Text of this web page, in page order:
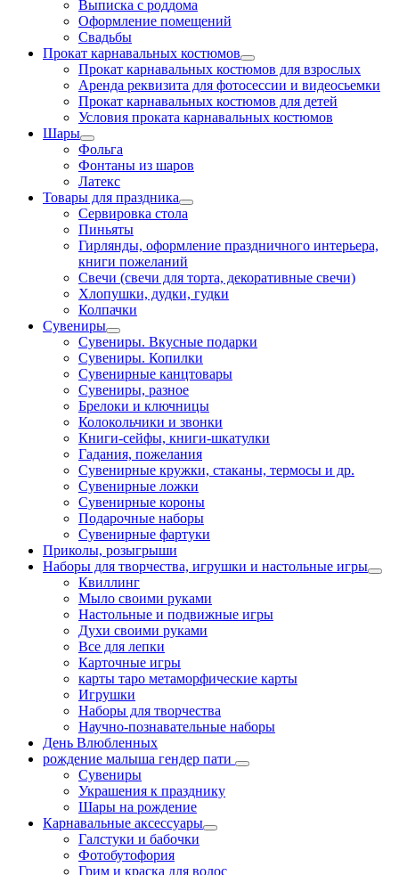
Выписка с роддома
Оформление помещений
Свадьбы
Прокат карнавальных костюмов
Прокат карнавальных костюмов для взрослых
Аренда реквизита для фотосессии и видеосьемки
Прокат карнавальных костюмов для детей
Условия проката карнавальных костюмов
Шары
Фольга
Фонтаны из шаров
Латекс
Товары для праздника
Сервировка стола
Пиньяты
Гирлянды, оформление праздничного интерьера,
книги пожеланий
Свечи (свечи для торта, декоративные свечи)
Хлопушки, дудки, гудки
Колпачки
Сувениры
Сувениры. Вкусные подарки
Сувениры. Копилки
Сувенирные канцтовары
Сувениры, разное
Брелоки и ключницы
Колокольчики и звонки
Книги-сейфы, книги-шкатулки
Гадания, пожелания
Сувенирные кружки, стаканы, термосы и др.
Сувенирные ложки
Сувенирные короны
Подарочные наборы
Сувенирные фартуки
Приколы, розыгрыши
Наборы для творчества, игрушки и настольные игры
Квиллинг
Мыло своими руками
Настольные и подвижные игры
Духи своими руками
Все для лепки
Карточные игры
карты таро метаморфические карты
Игрушки
Наборы для творчества
Научно-познавательные наборы
День Влюбленных
рождение малыша гендер пати
Сувениры
Украшения к празднику
Шары на рождение
Карнавальные аксессуары
Галстуки и бабочки
Фотобутофория
Грим и краска для волос